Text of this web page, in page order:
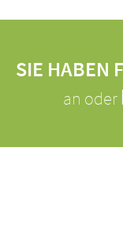
SIE HABEN
an oder